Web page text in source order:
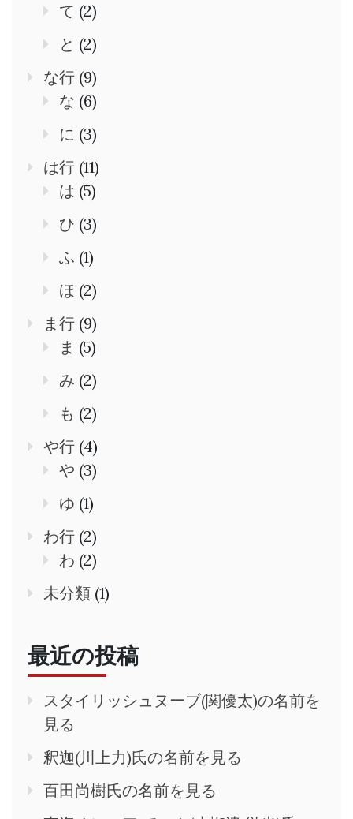
て (2)
と (2)
な行 (9)
な (6)
に (3)
は行 (11)
は (5)
ひ (3)
ふ (1)
ほ (2)
ま行 (9)
ま (5)
み (2)
も (2)
や行 (4)
や (3)
ゆ (1)
わ行 (2)
わ (2)
未分類 (1)
最近の投稿
スタイリッシュヌーブ(関優太)の名前を
見る
釈迦(川上力)氏の名前を見る
百田尚樹氏の名前を見る